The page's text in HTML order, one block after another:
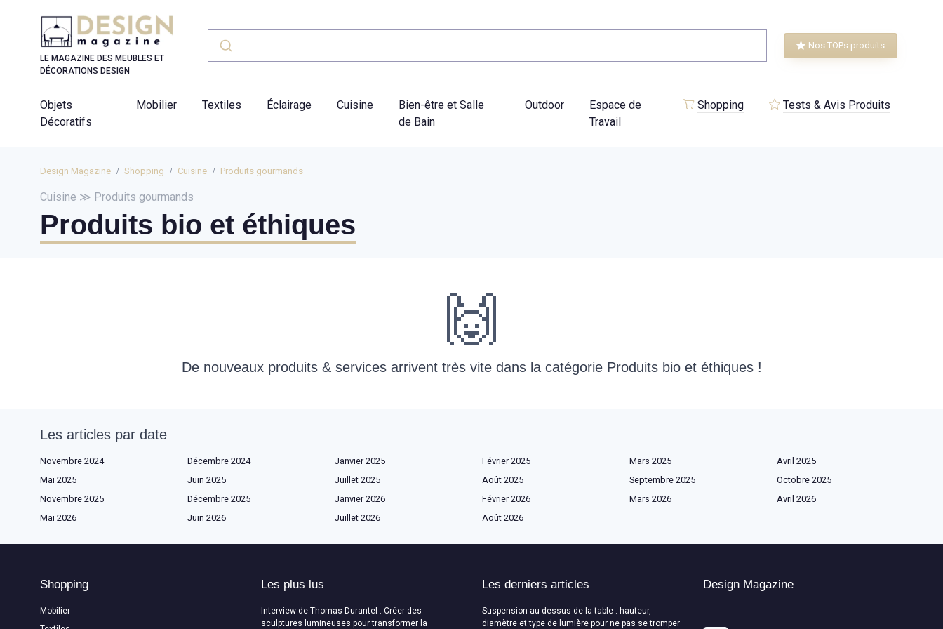
LE MAGAZINE DES MEUBLES ET
DÉCORATIONS DESIGN
Nos TOPs produits
Objets
Décoratifs
Mobilier Textiles Éclairage Cuisine
Bien-être et Salle
de Bain
Outdoor
Espace de
Travail
Shopping Tests & Avis Produits
Design Magazine Shopping Cuisine Produits gourmands
Cuisine ≫ Produits gourmands
Produits bio et éthiques
🙌
De nouveaux produits & services arrivent très vite dans la catégorie Produits bio et éthiques !
Les articles par date
Novembre 2024 Décembre 2024 Janvier 2025 Février 2025 Mars 2025
Avril 2025
Mai 2025
Juin 2025 Juillet 2025 Août 2025 Septembre 2025
Octobre 2025
Novembre 2025
Décembre 2025 Janvier 2026 Février 2026 Mars 2026
Avril 2026
Mai 2026
Juin 2026 Juillet 2026 Août 2026
Shopping
Mobilier
Les plus lus
Interview de Thomas Durantel : Créer des
sculptures lumineuses pour transformer la
Les derniers articles
Suspension au-dessus de la table : hauteur,
diamètre et type de lumière pour ne pas se tromper
Design Magazine